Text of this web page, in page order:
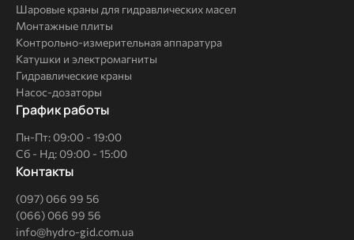
Шаровые краны для гидравлических масел
Монтажные плиты
Контрольно-измерительная аппаратура
Катушки и электромагниты
Гидравлические краны
Насос-дозаторы
График работы
Пн-Пт: 09:00 - 19:00
Сб - Нд: 09:00 - 15:00
Контакты
(097) 066 99 56
(066) 066 99 56
info@hydro-gid.com.ua